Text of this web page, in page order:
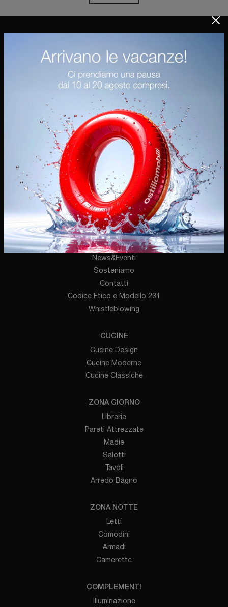
Ostilio Mobili Spa
Via Palazzolo, 120
25031 - Capriolo (Brescia)
Tel.+39 030-7460890
E-Mail.info@ostiliomobili.it
P.IVA 03478720174
AZIENDA
Chi Siamo
Servizi
Brand
Cataloghi
News&Eventi
Sosteniamo
Contatti
Codice Etico e Modello 231
Whistleblowing
CUCINE
Cucine Design
Cucine Moderne
Cucine Classiche
ZONA GIORNO
Librerie
Pareti Attrezzate
Madie
Salotti
Tavoli
Arredo Bagno
ZONA NOTTE
Letti
Comodini
Armadi
Camerette
COMPLEMENTI
Illuminazione